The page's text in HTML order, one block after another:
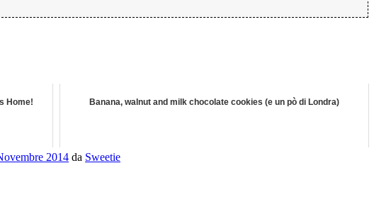
Home! Banana, walnut and milk chocolate cookies (e un pò di Londra)
2014 da Sweetie